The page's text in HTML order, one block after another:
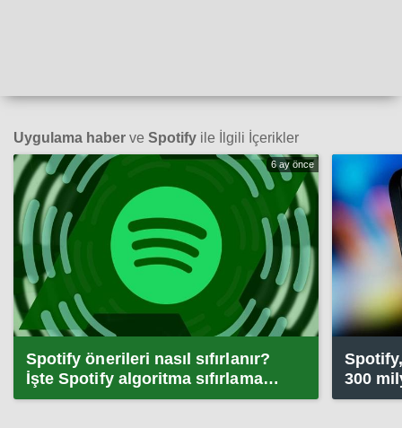
Uygulama haber ve Spotify ile İlgili İçerikler
6 ay önce
Spotify önerileri nasıl sıfırlanır?
İşte Spotify algoritma sıfırlama
yöntemleri
300